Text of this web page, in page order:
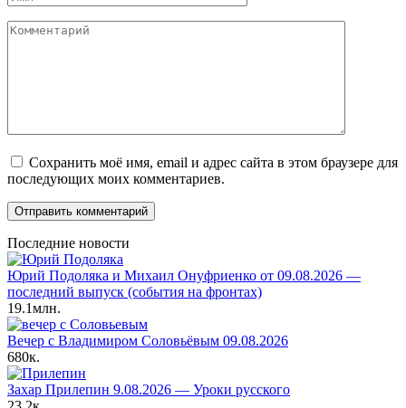
Комментарий
Сохранить моё имя, email и адрес сайта в этом браузере для
последующих моих комментариев.
Последние новости
Юрий Подоляка и Михаил Онуфриенко от 09.08.2026 —
последний выпуск (события на фронтах)
19.1млн.
Вечер с Владимиром Соловьёвым 09.08.2026
680к.
Захар Прилепин 9.08.2026 — Уроки русского